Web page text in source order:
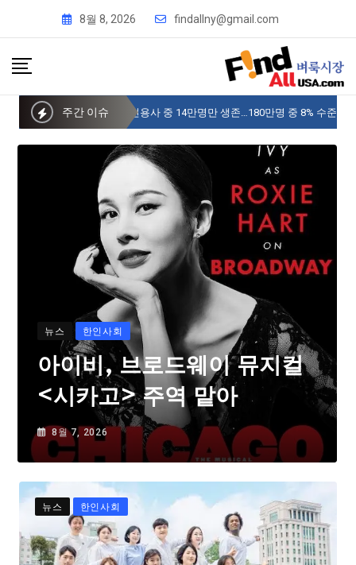
8월 8, 2026 findallny@gmail.com
주간 이슈 사이버 한국외국어대 미주글로벌센터 뉴욕
뉴스 한인사회
아이비, 브로드웨이 뮤지컬
<시카고> 주역 맡아
8월 7, 2026
뉴스 한인사회